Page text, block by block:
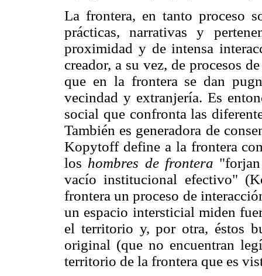
La frontera, en tanto proceso
prácticas, narrativas y
proximidad y de intensa
creador, a su vez, de procesos
que en la frontera se dan
vecindad y extranjería. Es
social que confronta las
También es generadora de
Kopytoff define a la frontera
los hombres de frontera
vacío institucional efectivo"
frontera un proceso de
un espacio intersticial miden
el territorio y, por otra, éstos
original (que no encuentran
territorio de la frontera que es